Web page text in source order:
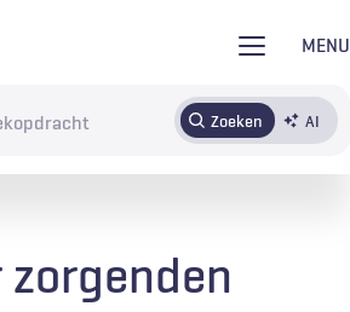
MENU
Zoeken AI
Tijdschrift Inloggen
zorgenden